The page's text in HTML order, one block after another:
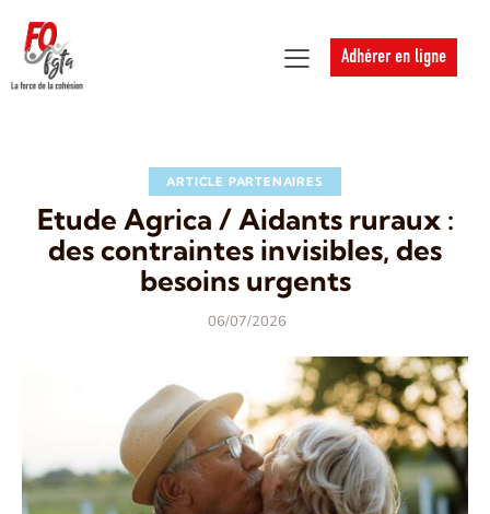
Adhérer en ligne
ARTICLE PARTENAIRES
Etude Agrica / Aidants ruraux :
des contraintes invisibles, des
besoins urgents
06/07/2026